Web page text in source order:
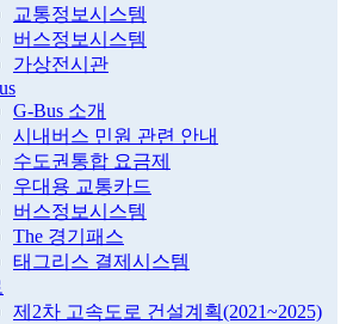
교통정보시스템
버스정보시스템
가상전시관
G-Bus 소개
시내버스 민원 관련 안내
수도권통합 요금제
우대용 교통카드
버스정보시스템
The 경기패스
태그리스 결제시스템
제2차 고속도로 건설계획(2021~2025)